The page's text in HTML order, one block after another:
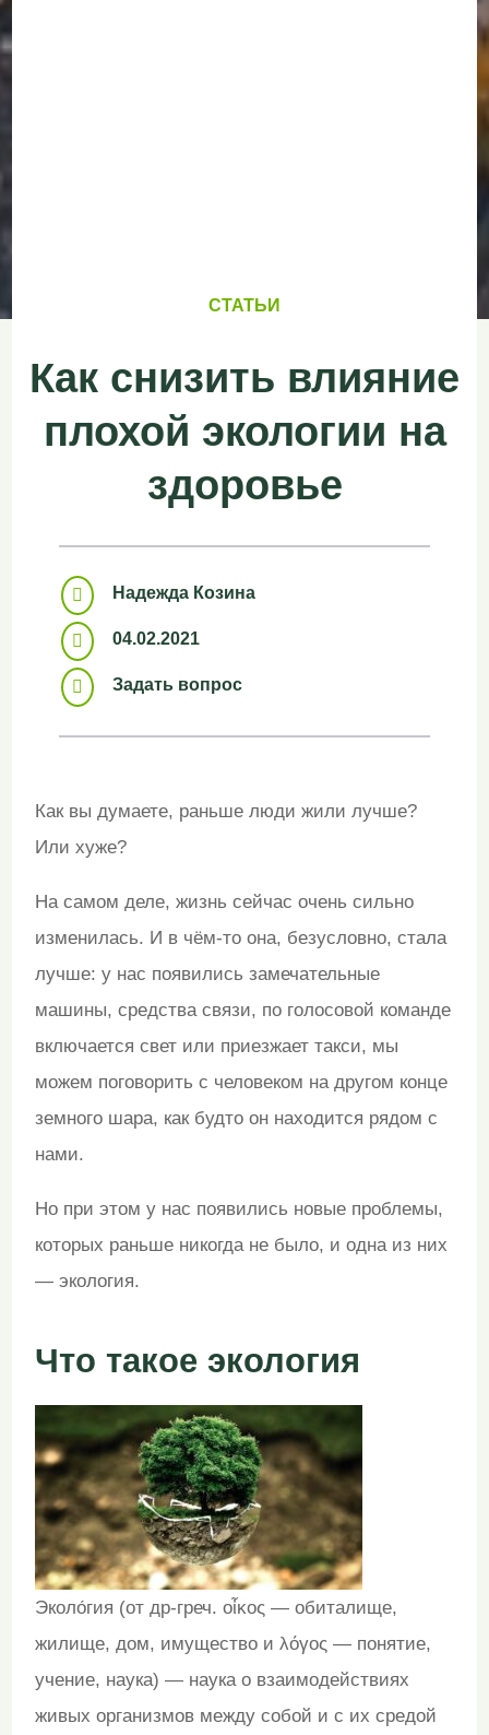
СТАТЬИ
Как снизить влияние
плохой экологии на
здоровье
 Надежда Козина
 04.02.2021
 Задать вопрос
Как вы думаете, раньше люди жили лучше?
Или хуже?
На самом деле, жизнь сейчас очень сильно
изменилась. И в чём-то она, безусловно, стала
лучше: у нас появились замечательные
машины, средства связи, по голосовой команде
включается свет или приезжает такси, мы
можем поговорить с человеком на другом конце
земного шара, как будто он находится рядом с
нами.
Но при этом у нас появились новые проблемы,
которых раньше никогда не было, и одна из них
— экология.
Что такое экология
Эколо́гия (от др-греч. οἶκος — обиталище,
жилище, дом, имущество и λόγος — понятие,
учение, наука) — наука о взаимодействиях
живых организмов между собой и с их средой